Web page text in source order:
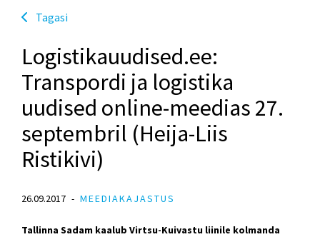
Tagasi
Logistikauudised.ee:
Transpordi ja logistika
uudised online-meedias 27.
septembril (Heija-Liis
Ristikivi)
26.09.2017 MEEDIAKAJASTUS
Tallinna Sadam kaalub Virtsu-Kuivastu liinile kolmanda